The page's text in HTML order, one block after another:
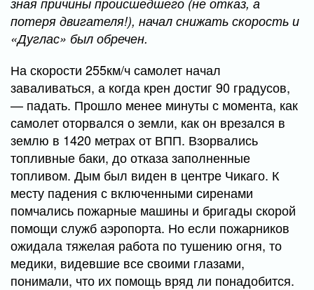
потеря двигателя!), начал снижать скорость и
«Дуглас» был обречен.
На скорости 255км/ч самолет начал
заваливаться, а когда крен достиг 90 градусов,
— падать. Прошло менее минуты с момента, как
самолет оторвался о земли, как он врезался в
землю в 1420 метрах от ВПП. Взорвались
топливные баки, до отказа заполненные
топливом. Дым был виден в центре Чикаго. К
месту падения с включенными сиренами
помчались пожарные машины и бригады скорой
помощи служб аэропорта. Но если пожарников
ожидала тяжелая работа по тушению огня, то
медики, видевшие все своими глазами,
понимали, что их помощь вряд ли понадобится.